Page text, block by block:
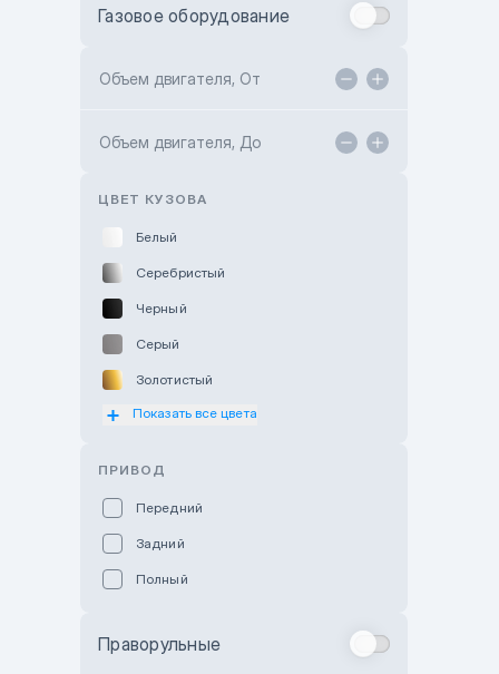
Toyota Kokshetau
Hyundai ShymCity
Газовое оборудование
Объем двигателя, От
Объем двигателя, До
ЦВЕТ КУЗОВА
Белый
Серебристый
Черный
Серый
Золотистый
Оранжевый
Показать все цвета
ПРИВОД
Передний
Задний
Полный
Праворульные